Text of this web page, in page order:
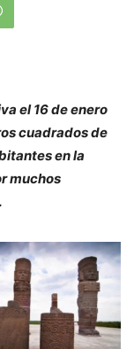
el 16 de enero
cuadrados de
en la
muchos